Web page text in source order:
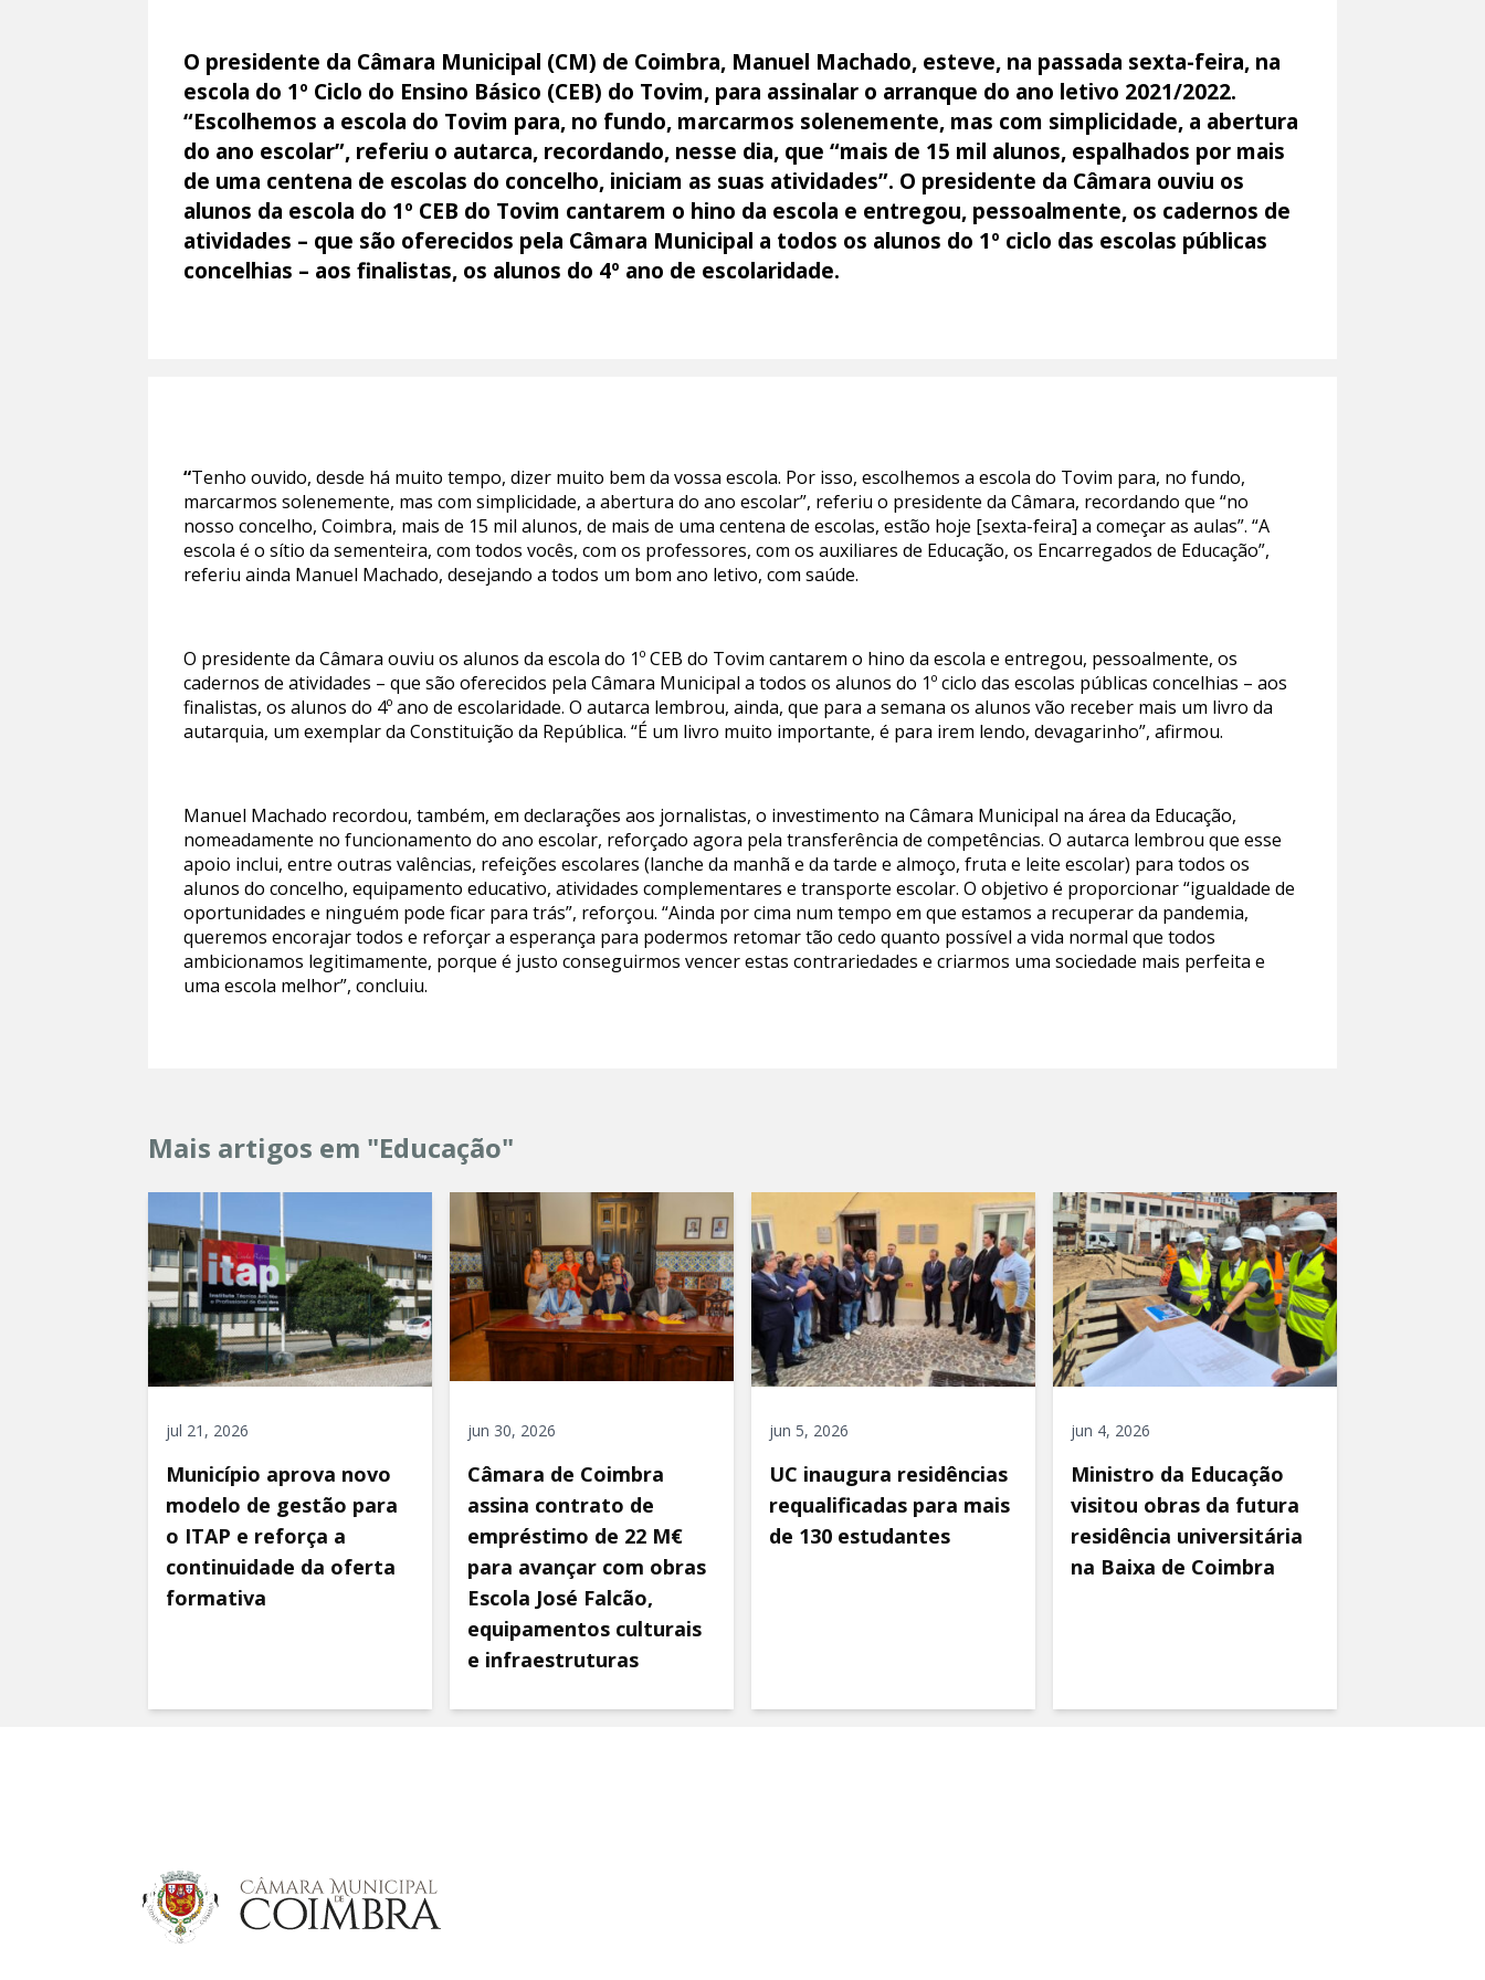
O presidente da Câmara Municipal (CM) de Coimbra, Manuel Machado, esteve, na passada sexta-feira, na
escola do 1º Ciclo do Ensino Básico (CEB) do Tovim, para assinalar o arranque do ano letivo 2021/2022.
“Escolhemos a escola do Tovim para, no fundo, marcarmos solenemente, mas com simplicidade, a abertura
do ano escolar”, referiu o autarca, recordando, nesse dia, que “mais de 15 mil alunos, espalhados por mais
de uma centena de escolas do concelho, iniciam as suas atividades”. O presidente da Câmara ouviu os
alunos da escola do 1º CEB do Tovim cantarem o hino da escola e entregou, pessoalmente, os cadernos de
atividades – que são oferecidos pela Câmara Municipal a todos os alunos do 1º ciclo das escolas públicas
concelhias – aos finalistas, os alunos do 4º ano de escolaridade.
“Tenho ouvido, desde há muito tempo, dizer muito bem da vossa escola. Por isso, escolhemos a escola do Tovim para, no fundo,
marcarmos solenemente, mas com simplicidade, a abertura do ano escolar”, referiu o presidente da Câmara, recordando que “no
nosso concelho, Coimbra, mais de 15 mil alunos, de mais de uma centena de escolas, estão hoje [sexta-feira] a começar as aulas”. “A
escola é o sítio da sementeira, com todos vocês, com os professores, com os auxiliares de Educação, os Encarregados de Educação”,
referiu ainda Manuel Machado, desejando a todos um bom ano letivo, com saúde.
O presidente da Câmara ouviu os alunos da escola do 1º CEB do Tovim cantarem o hino da escola e entregou, pessoalmente, os
cadernos de atividades – que são oferecidos pela Câmara Municipal a todos os alunos do 1º ciclo das escolas públicas concelhias – aos
finalistas, os alunos do 4º ano de escolaridade. O autarca lembrou, ainda, que para a semana os alunos vão receber mais um livro da
autarquia, um exemplar da Constituição da República. “É um livro muito importante, é para irem lendo, devagarinho”, afirmou.
Manuel Machado recordou, também, em declarações aos jornalistas, o investimento na Câmara Municipal na área da Educação,
nomeadamente no funcionamento do ano escolar, reforçado agora pela transferência de competências. O autarca lembrou que esse
apoio inclui, entre outras valências, refeições escolares (lanche da manhã e da tarde e almoço, fruta e leite escolar) para todos os
alunos do concelho, equipamento educativo, atividades complementares e transporte escolar. O objetivo é proporcionar “igualdade de
oportunidades e ninguém pode ficar para trás”, reforçou. “Ainda por cima num tempo em que estamos a recuperar da pandemia,
queremos encorajar todos e reforçar a esperança para podermos retomar tão cedo quanto possível a vida normal que todos
ambicionamos legitimamente, porque é justo conseguirmos vencer estas contrariedades e criarmos uma sociedade mais perfeita e
uma escola melhor”, concluiu.
Mais artigos em "Educação"
jul 21, 2026
Município aprova novo
modelo de gestão para
o ITAP e reforça a
continuidade da oferta
formativa
jun 30, 2026
Câmara de Coimbra
assina contrato de
empréstimo de 22 M€
para avançar com obras
Escola José Falcão,
equipamentos culturais
e infraestruturas
jun 5, 2026
UC inaugura residências
requalificadas para mais
de 130 estudantes
jun 4, 2026
Ministro da Educação
visitou obras da futura
residência universitária
na Baixa de Coimbra